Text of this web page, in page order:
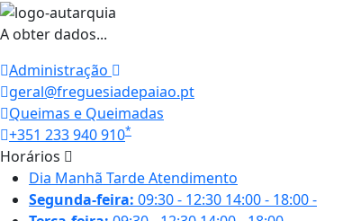
A obter dados...
Administração
geral@freguesiadepaiao.pt
Queimas e Queimadas
+351 233 940 910*
Horários
Dia Manhã TardeAtendimento
Segunda-feira: 09:30 - 12:30 14:00 - 18:00-